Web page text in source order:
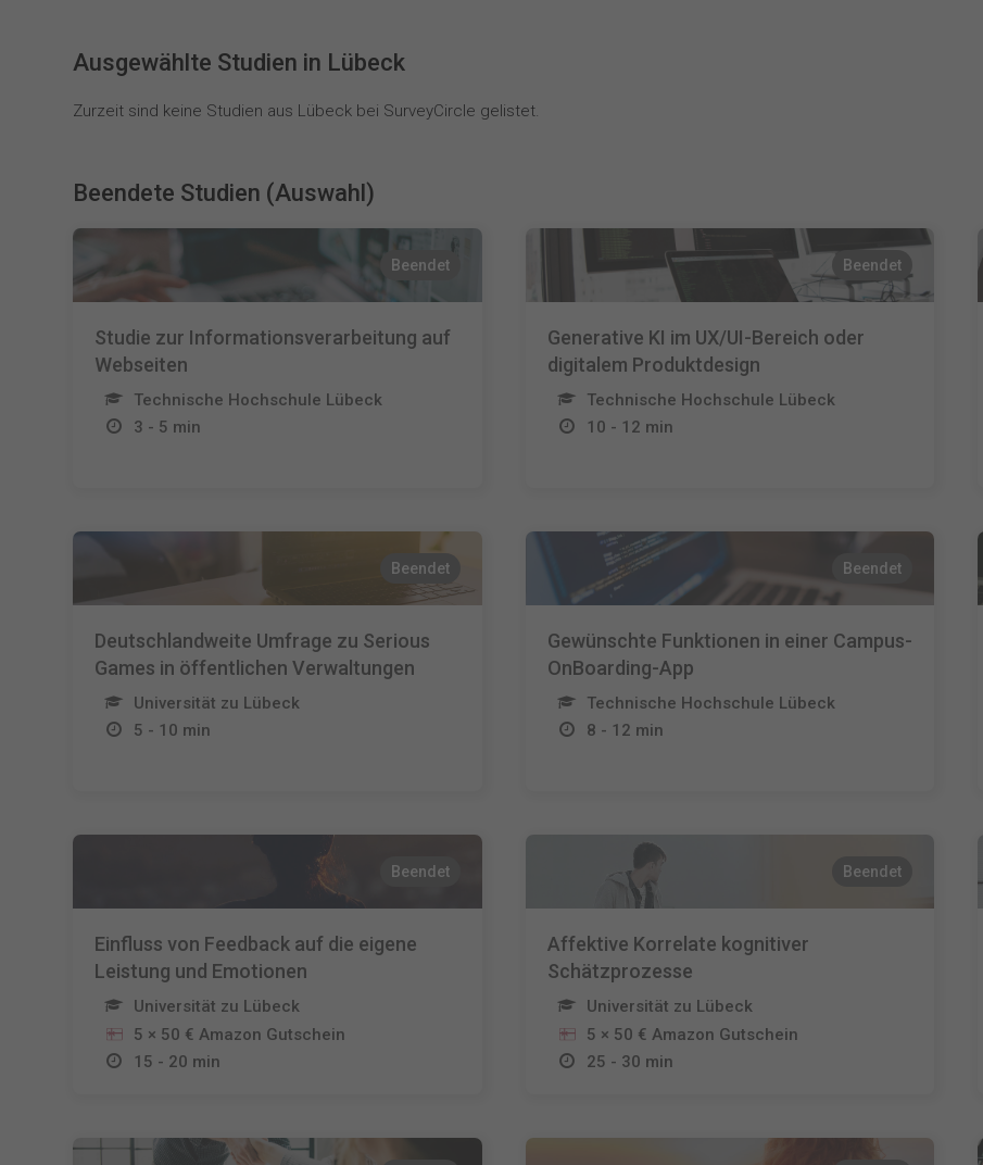
Ausgewählte Studien in Lübeck
Zurzeit sind keine Studien aus Lübeck bei SurveyCircle gelistet.
Beendete Studien (Auswahl)
Beendet
Studie zur Informationsverarbeitung auf
Webseiten
Technische Hochschule Lübeck
3 - 5 min
Beendet
Generative KI im UX/UI-Bereich oder
digitalem Produktdesign
Technische Hochschule Lübeck
10 - 12 min
Beendet
Deutschlandweite Umfrage zu Serious
Games in öffentlichen Verwaltungen
Universität zu Lübeck
5 - 10 min
Beendet
Gewünschte Funktionen in einer Campus-
OnBoarding-App
Technische Hochschule Lübeck
8 - 12 min
Beendet
Einfluss von Feedback auf die eigene
Leistung und Emotionen
Universität zu Lübeck
5 × 50 € Amazon Gutschein
15 - 20 min
Beendet
Affektive Korrelate kognitiver
Schätzprozesse
Universität zu Lübeck
5 × 50 € Amazon Gutschein
25 - 30 min